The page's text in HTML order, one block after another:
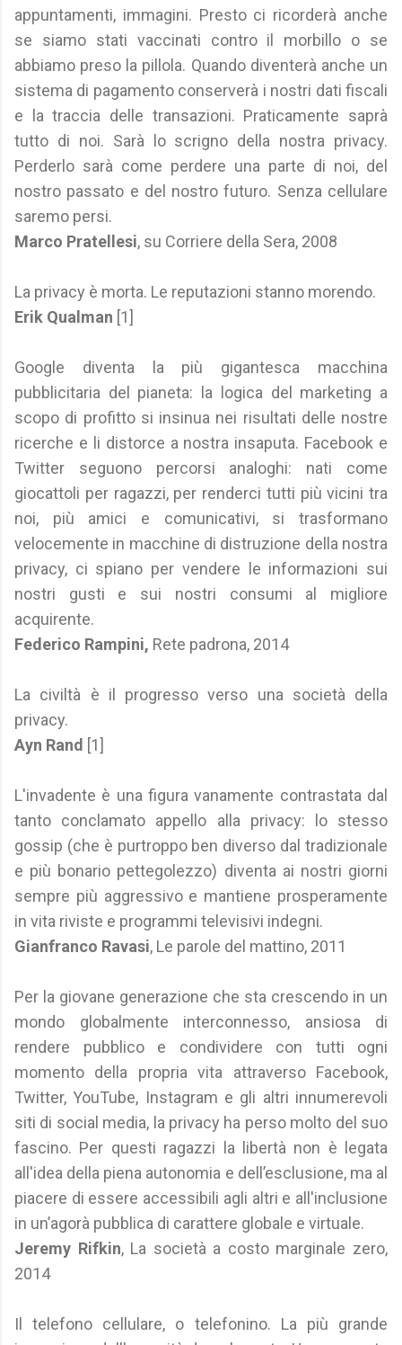
appuntamenti, immagini. Presto ci ricorderà anche
se siamo stati vaccinati contro il morbillo o se
abbiamo preso la pillola. Quando diventerà anche un
sistema di pagamento conserverà i nostri dati fiscali
e la traccia delle transazioni. Praticamente saprà
tutto di noi. Sarà lo scrigno della nostra privacy.
Perderlo sarà come perdere una parte di noi, del
nostro passato e del nostro futuro. Senza cellulare
saremo persi.
Marco Pratellesi, su Corriere della Sera, 2008
La privacy è morta. Le reputazioni stanno morendo.
Erik Qualman [1]
Google diventa la più gigantesca macchina
pubblicitaria del pianeta: la logica del marketing a
scopo di profitto si insinua nei risultati delle nostre
ricerche e li distorce a nostra insaputa. Facebook e
Twitter seguono percorsi analoghi: nati come
giocattoli per ragazzi, per renderci tutti più vicini tra
noi, più amici e comunicativi, si trasformano
velocemente in macchine di distruzione della nostra
privacy, ci spiano per vendere le informazioni sui
nostri gusti e sui nostri consumi al migliore
acquirente.
Federico Rampini, Rete padrona, 2014
La civiltà è il progresso verso una società della
privacy.
Ayn Rand [1]
L'invadente è una figura vanamente contrastata dal
tanto conclamato appello alla privacy: lo stesso
gossip (che è purtroppo ben diverso dal tradizionale
e più bonario pettegolezzo) diventa ai nostri giorni
sempre più aggressivo e mantiene prosperamente
in vita riviste e programmi televisivi indegni.
Gianfranco Ravasi, Le parole del mattino, 2011
Per la giovane generazione che sta crescendo in un
mondo globalmente interconnesso, ansiosa di
rendere pubblico e condividere con tutti ogni
momento della propria vita attraverso Facebook,
Twitter, YouTube, Instagram e gli altri innumerevoli
siti di social media, la privacy ha perso molto del suo
fascino. Per questi ragazzi la libertà non è legata
all'idea della piena autonomia e dell’esclusione, ma al
piacere di essere accessibili agli altri e all'inclusione
in un’agorà pubblica di carattere globale e virtuale.
Jeremy Rifkin, La società a costo marginale zero,
2014
Il telefono cellulare, o telefonino. La più grande